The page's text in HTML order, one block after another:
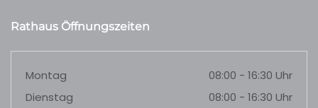
Rathaus Öffnungszeiten
Montag
08:00 - 16:30 Uhr
Dienstag
08:00 - 16:30 Uhr